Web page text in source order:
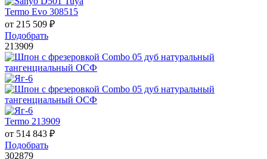
Termo Evo 308515
от 215 509 ₽
Подобрать
213909
Termo 213909
от 514 843 ₽
Подобрать
302879